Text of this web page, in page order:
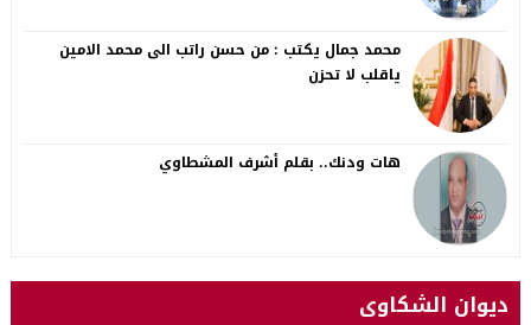
محمد جمال يكتب : من حسن راتب الى محمد الامين
ياقلب لا تحزن
هات ودنك.. بقلم أشرف المشطاوي
ديوان الشكاوى